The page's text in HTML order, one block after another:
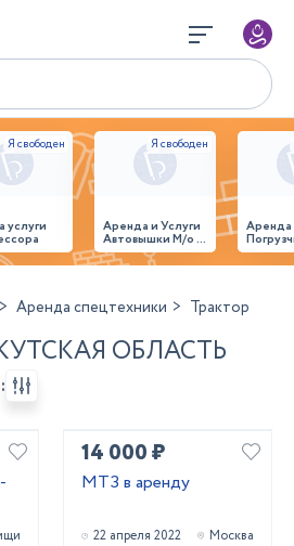
услуги Аренда и Услуги
Автовышки М/о г.
Домодедово
26,28,32 место
Аренда спецтехники Трактор
ОБЛАСТЬ
14 000 ₽
МТЗ в аренду
22 апреля 2022 Москва